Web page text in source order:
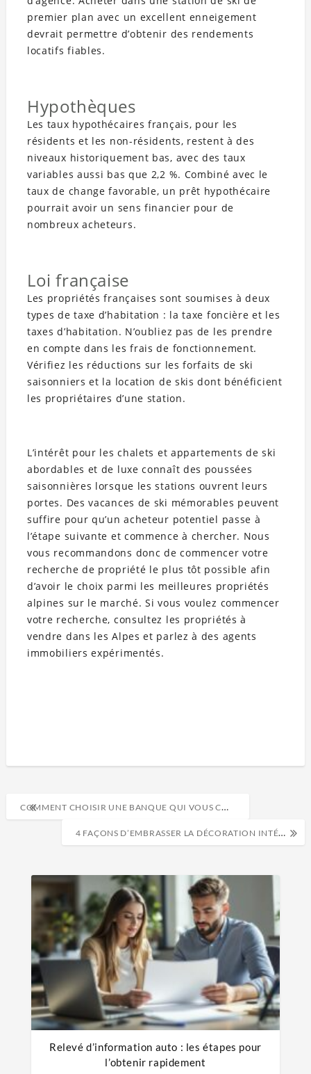
premier plan avec un excellent enneigement
devrait permettre d’obtenir des rendements
locatifs fiables.
Hypothèques
Les taux hypothécaires français, pour les
résidents et les non-résidents, restent à des
niveaux historiquement bas, avec des taux
variables aussi bas que 2,2 %. Combiné avec le
taux de change favorable, un prêt hypothécaire
pourrait avoir un sens financier pour de
nombreux acheteurs.
Loi française
Les propriétés françaises sont soumises à deux
types de taxe d’habitation : la taxe foncière et les
taxes d’habitation. N’oubliez pas de les prendre
en compte dans les frais de fonctionnement.
Vérifiez les réductions sur les forfaits de ski
saisonniers et la location de skis dont bénéficient
les propriétaires d’une station.
L’intérêt pour les chalets et appartements de ski
abordables et de luxe connaît des poussées
saisonnières lorsque les stations ouvrent leurs
portes. Des vacances de ski mémorables peuvent
suffire pour qu’un acheteur potentiel passe à
l’étape suivante et commence à chercher. Nous
vous recommandons donc de commencer votre
recherche de propriété le plus tôt possible afin
d’avoir le choix parmi les meilleures propriétés
alpines sur le marché. Si vous voulez commencer
votre recherche, consultez les propriétés à
vendre dans les Alpes et parlez à des agents
immobiliers expérimentés.
COMMENT CHOISIR UNE BANQUE QUI VOUS CONVIENT ?
4 FAÇONS D’EMBRASSER LA DÉCORATION INTÉRIEURE MINIMALISTE À LA MAISON
Relevé d’information auto : les étapes pour
l’obtenir rapidement